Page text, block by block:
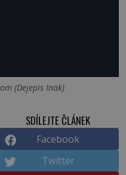
(Dejepis Inak)
SDÍLEJTE ČLÁNEK
Facebook
Twitter